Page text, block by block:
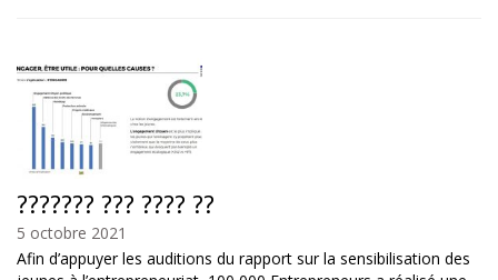
??????? ??? ???? ??
5 octobre 2021
Afin d’appuyer les auditions du rapport sur la sensibilisation des